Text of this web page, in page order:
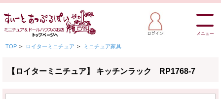
メニュー
TOP > ロイターミニチュア > ミニチュア家具
【ロイターミニチュア】 キッチンラック RP1768-7